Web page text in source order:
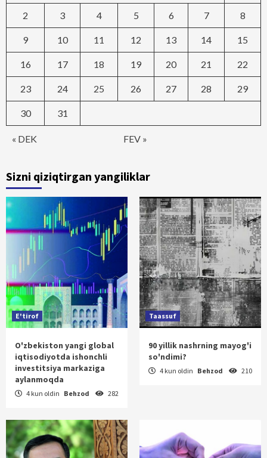
« DEK FEV »
2 3 4 5 6 7 8
9 10 11 12 13 14 15
16 17 18 19 20 21 22
23 24 25 26 27 28 29
30 31
Sizni qiziqtirgan yangiliklar
E'tirof
O'zbekiston yangi global
iqtisodiyotda ishonchli
investitsiya markaziga
aylanmoqda
4 kun oldin Behzod 282
Taassuf
90 yillik nashrning mayog'i
so'ndimi?
4 kun oldin Behzod 210